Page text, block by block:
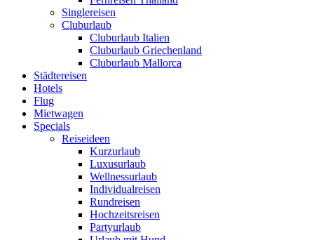
Singlereisen
Cluburlaub
Cluburlaub Italien
Cluburlaub Griechenland
Cluburlaub Mallorca
Städtereisen
Hotels
Flug
Mietwagen
Specials
Reiseideen
Kurzurlaub
Luxusurlaub
Wellnessurlaub
Individualreisen
Rundreisen
Hochzeitsreisen
Partyurlaub